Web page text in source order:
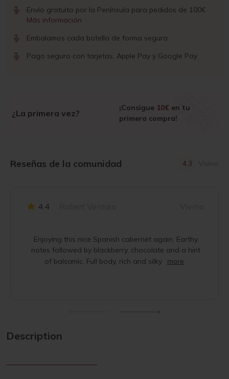
Envío gratuito por la Península para pedidos de 100€
Más información
Embalamos cada botella de forma segura
Pago seguro con tarjetas, Apple Pay y Google Pay
¿La primera vez?
¡Consigue 10€ en tu
primera compra!
Reseñas de la comunidad 4.3 Vivino
4.4
Enjoying this nice Spanish cabernet again. Earthy
notes followed by blackberry, chocolate and a hint
of balsamic. Full body, rich and silky
more
Description